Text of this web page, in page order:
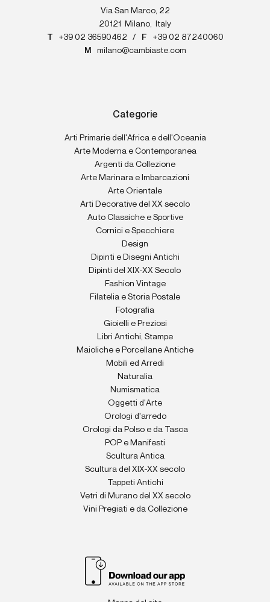
Via San Marco, 22
20121
Milano,
Italy
T
+39 02 36590462 / F
+39 02 87240060
M
milano@cambiaste.com
Categorie
Arti Primarie dell'Africa e dell'Oceania
Arte Moderna e Contemporanea
Argenti da Collezione
Arte Marinara e Imbarcazioni
Arte Orientale
Arti Decorative del XX secolo
Auto Classiche e Sportive
Cornici e Specchiere
Design
Dipinti e Disegni Antichi
Dipinti del XIX-XX Secolo
Fashion Vintage
Filatelia e Storia Postale
Fotografia
Gioielli e Preziosi
Libri Antichi, Stampe
Maioliche e Porcellane Antiche
Mobili ed Arredi
Naturalia
Numismatica
Oggetti d'Arte
Orologi d'arredo
Orologi da Polso e da Tasca
POP e Manifesti
Scultura Antica
Scultura del XIX-XX secolo
Tappeti Antichi
Vetri di Murano del XX secolo
Vini Pregiati e da Collezione